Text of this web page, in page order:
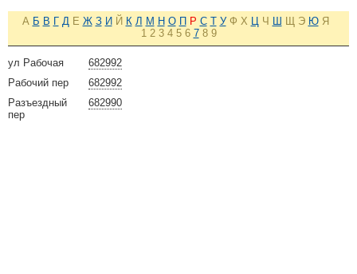
А Б В Г Д Е Ж З И Й К Л М Н О П Р С Т У Ф Х Ц Ч Ш Щ Э Ю Я
1 2 3 4 5 6 7 8 9
682992
ул Рабочая
682992
Рабочий пер
682990
Разъездный
пер